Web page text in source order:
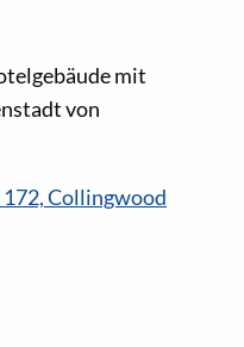
mit
von
Collingwood